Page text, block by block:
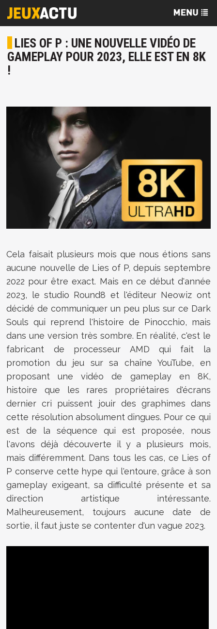
LIES OF P : UNE NOUVELLE VIDÉO DE
GAMEPLAY POUR 2023, ELLE EST EN 8K
!
Cela faisait plusieurs mois que nous étions sans
aucune nouvelle de Lies of P, depuis septembre
2022 pour être exact. Mais en ce début d'année
2023, le studio Round8 et l'éditeur Neowiz ont
décidé de communiquer un peu plus sur ce Dark
Souls qui reprend l'histoire de Pinocchio, mais
dans une version très sombre. En réalité, c'est le
fabricant de processeur AMD qui fait la
promotion du jeu sur sa chaîne YouTube, en
proposant une vidéo de gameplay en 8K,
histoire que les rares propriétaires d'écrans
dernier cri puissent jouir des graphimes dans
cette résolution absolument dingues. Pour ce qui
est de la séquence qui est proposée, nous
l'avons déjà découverte il y a plusieurs mois,
mais différemment. Dans tous les cas, ce Lies of
P conserve cette hype qui l'entoure, grâce à son
gameplay exigeant, sa difficulté présente et sa
direction artistique intéressante.
Malheureusement, toujours aucune date de
sortie, il faut juste se contenter d'un vague 2023.